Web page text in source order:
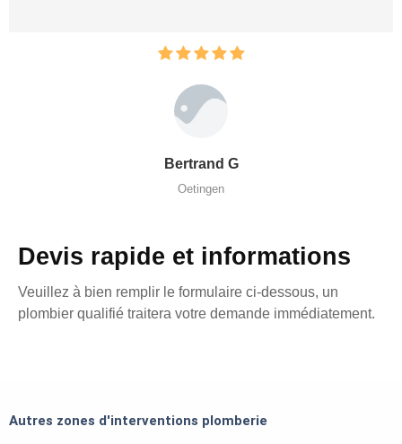
Bertrand G
Oetingen
Devis rapide et informations
Veuillez à bien remplir le formulaire ci-dessous, un
plombier qualifié traitera votre demande immédiatement.
Autres zones d'interventions plomberie